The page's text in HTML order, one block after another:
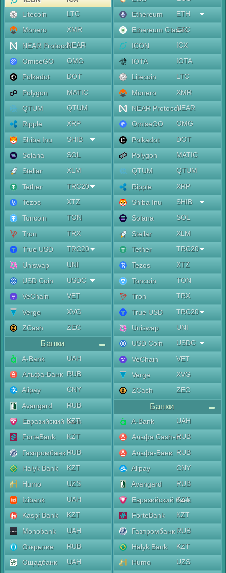
Litecoin
LTC
Monero
XMR
NEAR ProtocolNEAR
OmiseGO
OMG
Polkadot
DOT
Polygon
MATIC
QTUM
QTUM
Ripple
XRP
Shiba Inu
SHIB
Solana
SOL
Stellar
XLM
Tether
TRC20
Tezos
XTZ
Toncoin
TON
Tron
TRX
True USD
TRC20
Uniswap
UNI
USD Coin
USDC
VeChain
VET
Verge
XVG
ZCash
ZEC
Банки
A-Bank
UAH
Альфа-Банк RUB
Alipay
CNY
Avangard
RUB
Евразийский банк
KZT
ForteBank
KZT
Газпромбанк RUB
Halyk Bank
KZT
Humo
UZS
Izibank
UAH
Kaspi Bank
KZT
Monobank
UAH
Открытие
RUB
Ощадбанк
UAH
Ethereum
ETH
Ethereum Classic
ETC
ICON
ICX
IOTA
IOTA
Litecoin
LTC
Monero
XMR
NEAR ProtocolNEAR
OmiseGO
OMG
Polkadot
DOT
Polygon
MATIC
QTUM
QTUM
Ripple
XRP
Shiba Inu
SHIB
Solana
SOL
Stellar
XLM
Tether
TRC20
Tezos
XTZ
Toncoin
TON
Tron
TRX
True USD
TRC20
Uniswap
UNI
USD Coin
USDC
VeChain
VET
Verge
XVG
ZCash
ZEC
Банки
A-Bank
UAH
Альфа Cash-inRUB
Альфа-Банк RUB
Alipay
CNY
Avangard
RUB
Евразийский банк
KZT
ForteBank
KZT
Газпромбанк RUB
Halyk Bank
KZT
Humo
UZS